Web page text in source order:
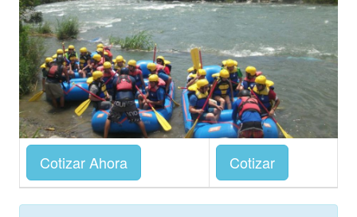
Cotizar Ahora Cotizar